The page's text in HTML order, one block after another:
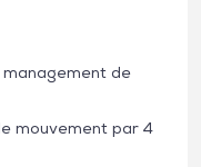
de
mouvement par 4